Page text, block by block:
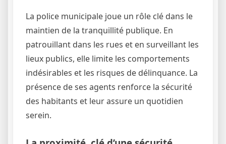
La police municipale joue un rôle clé dans le
maintien de la tranquillité publique. En
patrouillant dans les rues et en surveillant les
lieux publics, elle limite les comportements
indésirables et les risques de délinquance. La
présence de ses agents renforce la sécurité
des habitants et leur assure un quotidien
serein.